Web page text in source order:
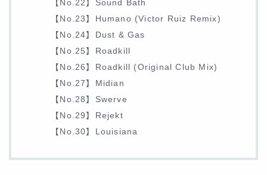
【No.22】Sound Bath
【No.23】Humano (Victor Ruiz Remix)
【No.24】Dust & Gas
【No.25】Roadkill
【No.26】Roadkill (Original Club Mix)
【No.27】Midian
【No.28】Swerve
【No.29】Rejekt
【No.30】Louisiana